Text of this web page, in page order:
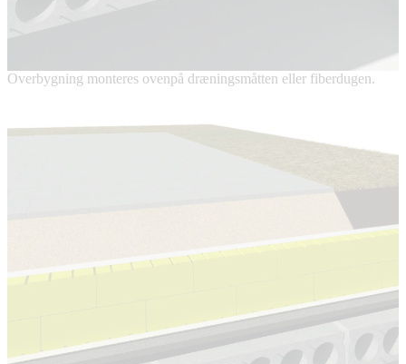
Overbygning monteres ovenpå dræningsmåtten eller fiberdugen.